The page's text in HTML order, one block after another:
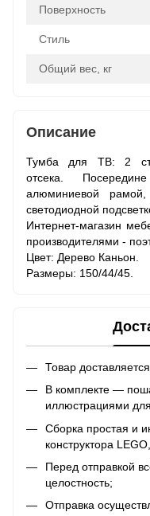
Поверхность
Стиль
Общий вес, кг
Описание
Тумба для ТВ: 2
отсека.
алюминиевой
светодиодной
Интернет-магазин
производителями -
Цвет: Дерево Каньон.
Размеры: 150/44/45.
Товар
В комплекте —
иллюстрациями
Сборка простая и
конструктора
Перед отправкой
целостность;
Отправка